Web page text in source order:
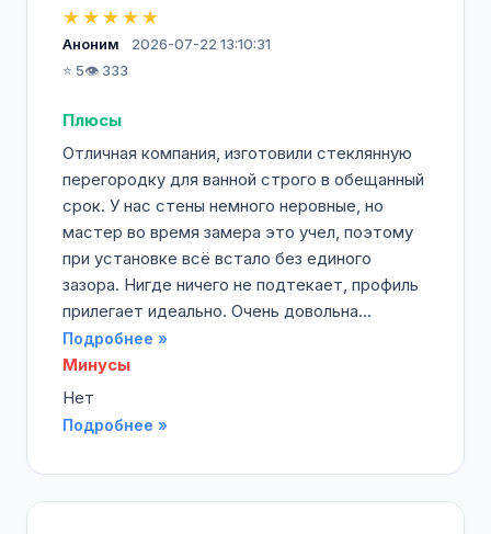
★★★★★
Аноним
2026-07-22 13:10:31
⭐ 5👁️ 333
Плюсы
Отличная компания, изготовили стеклянную
перегородку для ванной строго в обещанный
срок. У нас стены немного неровные, но
мастер во время замера это учел, поэтому
при установке всё встало без единого
зазора. Нигде ничего не подтекает, профиль
прилегает идеально. Очень довольна...
Подробнее »
Минусы
Нет
Подробнее »